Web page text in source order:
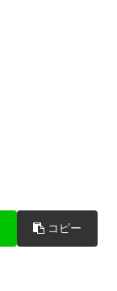
コピー